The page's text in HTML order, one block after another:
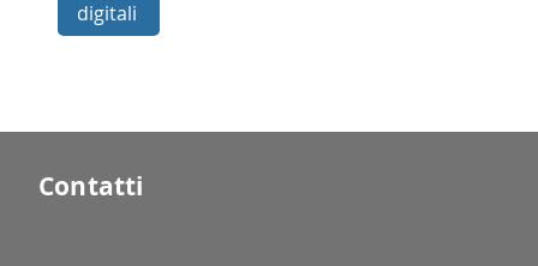
digitali
Contatti